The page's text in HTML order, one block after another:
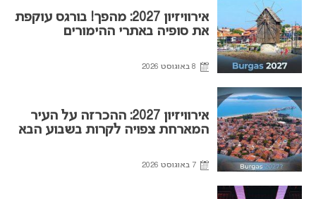
אירוויזיון 2027: מהפך! בורגס עוקפת
את סופיה באתרי ההימורים
8 באוגוסט 2026
אירוויזיון 2027: ההכרזה על העיר
המארחת צפויה לקרות בשבוע הבא
7 באוגוסט 2026